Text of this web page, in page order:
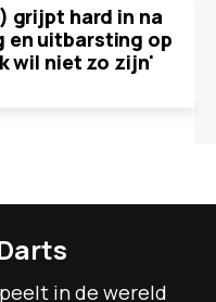
grijpt hard in na
en uitbarsting op
wil niet zo zijn'